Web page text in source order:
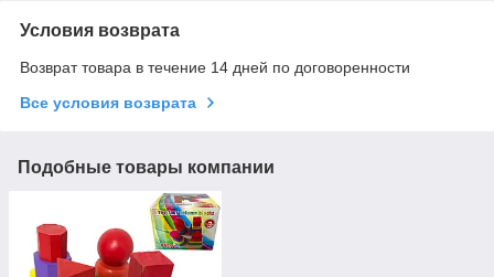
Условия возврата
Возврат товара в течение 14 дней по договоренности
Все условия возврата
Подобные товары компании